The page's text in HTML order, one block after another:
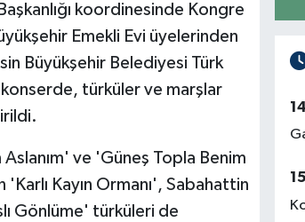
koordinesinde Kongre
Emekli Evi üyelerinden
Büyükşehir Belediyesi Türk
türküler ve marşlar
ve 'Güneş Topla Benim
Kayın Ormanı', Sabahattin
Gönlüme' türküleri de